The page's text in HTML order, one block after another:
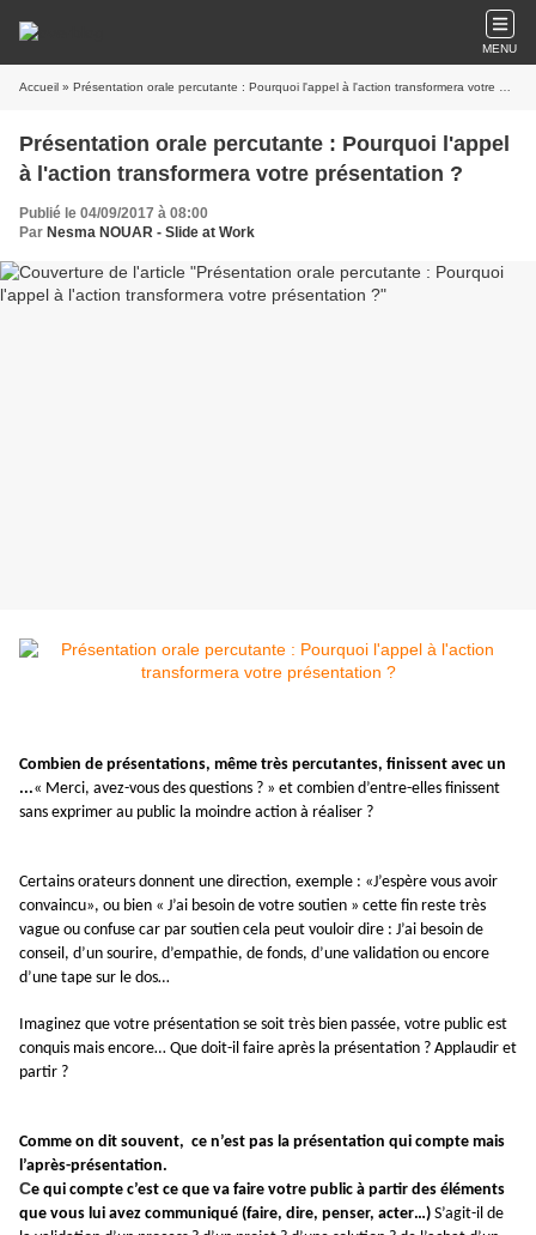
MENU
Accueil » Présentation orale percutante : Pourquoi l'appel à l'action transformera votre présentation ?
Présentation orale percutante : Pourquoi l'appel
à l'action transformera votre présentation ?
Publié le 04/09/2017 à 08:00
Par Nesma NOUAR - Slide at Work
Combien de présentations, même très percutantes, finissent avec un
...« Merci, avez-vous des questions ? » et combien d’entre-elles finissent
sans exprimer au public la moindre action à réaliser ?
Certains orateurs donnent une direction, exemple : «J’espère vous avoir
convaincu», ou bien « J’ai besoin de votre soutien » cette fin reste très
vague ou confuse car par soutien cela peut vouloir dire : J’ai besoin de
conseil, d’un sourire, d’empathie, de fonds, d’une validation ou encore
d’une tape sur le dos…
Imaginez que votre présentation se soit très bien passée, votre public est
conquis mais encore… Que doit-il faire après la présentation ? Applaudir et
partir ?
Comme on dit souvent, ce n’est pas la présentation qui compte mais
l’après-présentation.
Ce qui compte c’est ce que va faire votre public à partir des éléments
que vous lui avez communiqué (faire, dire, penser, acter…) S’agit-il de